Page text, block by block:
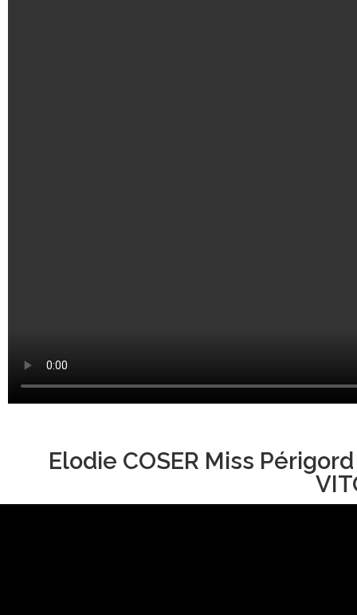
Elodie COSER Miss